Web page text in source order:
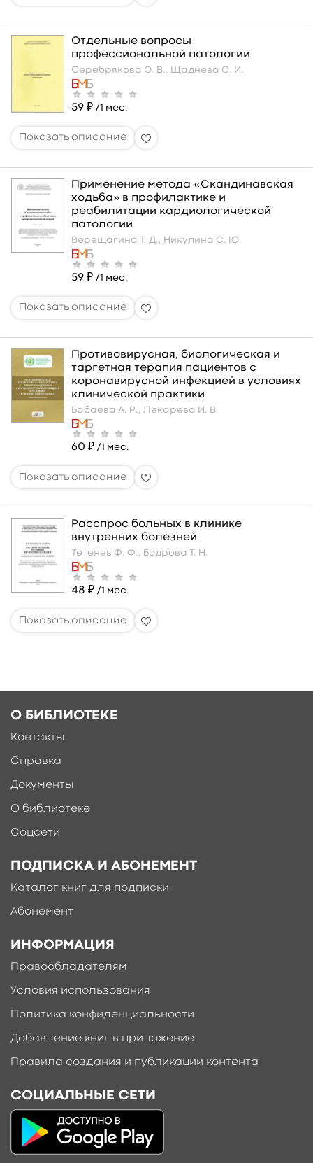
Отдельные вопросы
профессиональной патологии
Серебрякова О. В., Щаднева С. И.
59 ₽ /1 мес.
Применение метода «Скандинавская
ходьба» в профилактике и
реабилитации кардиологической
патологии
Верещагина Т. Д., Никулина С. Ю.
59 ₽ /1 мес.
Противовирусная, биологическая и
таргетная терапия пациентов с
коронавирусной инфекцией в условиях
клинической практики
Бабаева А. Р., Лекарева И. В.
60 ₽ /1 мес.
Расспрос больных в клинике
внутренних болезней
Тетенев Ф. Ф., Бодрова Т. Н.
48 ₽ /1 мес.
О БИБЛИОТЕКЕ
Контакты
Справка
Документы
О библиотеке
Соцсети
ПОДПИСКА И АБОНЕМЕНТ
Каталог книг для подписки
Абонемент
ИНФОРМАЦИЯ
Правообладателям
Условия использования
Политика конфиденциальности
Добавление книг в приложение
Правила создания и публикации контента
СОЦИАЛЬНЫЕ СЕТИ